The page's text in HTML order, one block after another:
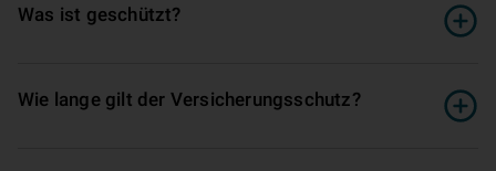
Was ist geschützt?
Wie lange gilt der Ver­si­che­rungs­schutz?